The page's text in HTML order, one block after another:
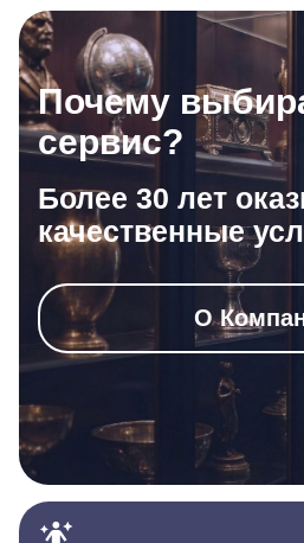
Почему
сервис?
Более 30 лет
качественные
О